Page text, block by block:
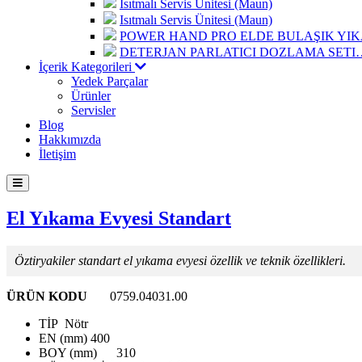
Isıtmalı Servis Ünitesi (Maun)
Isıtmalı Servis Ünitesi (Maun)
POWER HAND PRO ELDE BULAŞIK
DETERJAN PARLATICI DOZLAMA
İçerik Kategorileri
Yedek Parçalar
Ürünler
Servisler
Blog
Hakkımızda
İletişim
El Yıkama Evyesi Standart
Öztiryakiler standart el yıkama evyesi özellik ve teknik özellikleri.
ÜRÜN KODU
0759.04031.00
TİP Nötr
EN (mm) 400
BOY (mm)
310